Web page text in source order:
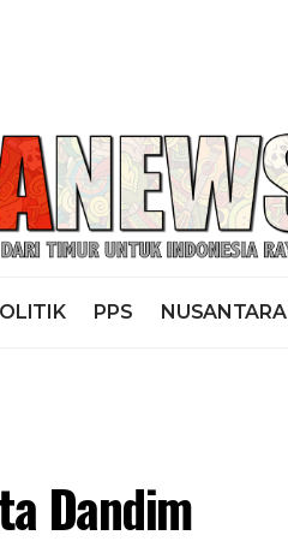
PPS NUSANTARA
Dandim